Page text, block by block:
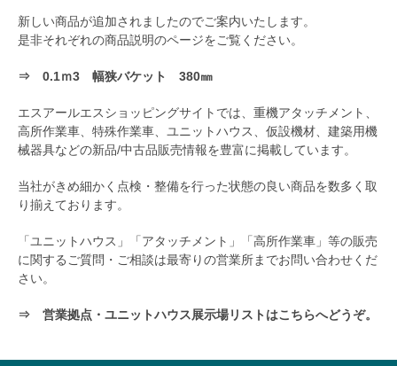
新しい商品が追加されましたのでご案内いたします。
是非それぞれの商品説明のページをご覧ください。
⇒ 0.1ｍ3 幅狭バケット 380㎜
エスアールエスショッピングサイトでは、重機アタッチメント、
高所作業車、特殊作業車、ユニットハウス、仮設機材、建築用機
械器具などの新品/中古品販売情報を豊富に掲載しています。
当社がきめ細かく点検・整備を行った状態の良い商品を数多く取
り揃えております。
「ユニットハウス」「アタッチメント」「高所作業車」等の販売
に関するご質問・ご相談は最寄りの営業所までお問い合わせくだ
さい。
⇒ 営業拠点・ユニットハウス展示場リストはこちらへどうぞ。